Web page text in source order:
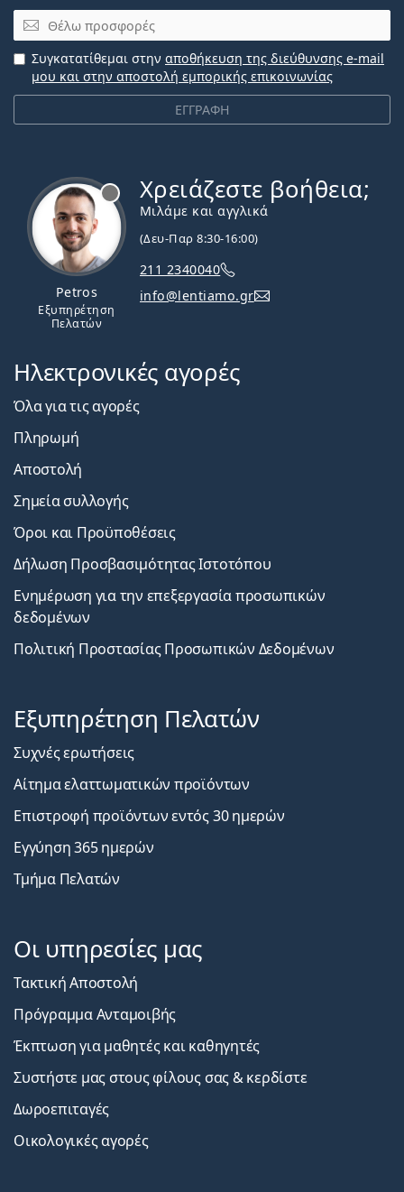
Email
ΕΓΓΡΑΦΗ
Συγκατατίθεμαι στην αποθήκευση της διεύθυνσης e-mail
μου και στην αποστολή εμπορικής επικοινωνίας
Petros
Εξυπηρέτηση
Πελατών
Χρειάζεστε βοήθεια;
Μιλάμε και αγγλικά
(Δευ-Παρ 8:30-16:00)
211 2340040
info@lentiamo.gr
Ηλεκτρονικές αγορές
Όλα για τις αγορές
Πληρωμή
Αποστολή
Σημεία συλλογής
Όροι και Προϋποθέσεις
Δήλωση Προσβασιμότητας Ιστοτόπου
Ενημέρωση για την επεξεργασία προσωπικών
δεδομένων
Πολιτική Προστασίας Προσωπικών Δεδομένων
Εξυπηρέτηση Πελατών
Συχνές ερωτήσεις
Αίτημα ελαττωματικών προϊόντων
Επιστροφή προϊόντων εντός 30 ημερών
Εγγύηση 365 ημερών
Τμήμα Πελατών
Οι υπηρεσίες μας
Τακτική Αποστολή
Πρόγραμμα Ανταμοιβής
Έκπτωση για μαθητές και καθηγητές
Συστήστε μας στους φίλους σας & κερδίστε
Δωροεπιταγές
Οικολογικές αγορές